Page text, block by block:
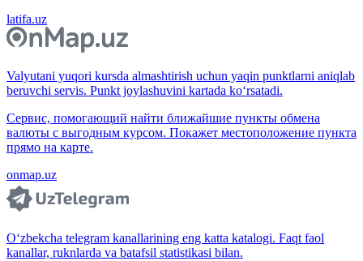
latifa.uz
Valyutani yuqori kursda almashtirish uchun yaqin punktlarni aniqlab
beruvchi servis. Punkt joylashuvini kartada ko‘rsatadi.
Сервис, помогающий найти ближайшие пункты обмена
валюты с выгодным курсом. Покажет местоположение пункта
прямо на карте.
onmap.uz
O‘zbekcha telegram kanallarining eng katta katalogi. Faqt faol
kanallar, ruknlarda va batafsil statistikasi bilan.